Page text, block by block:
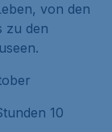
von den
zu den
10